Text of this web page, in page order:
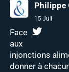
Philippe
15 Juil
Face
aux
injonctions
donner à